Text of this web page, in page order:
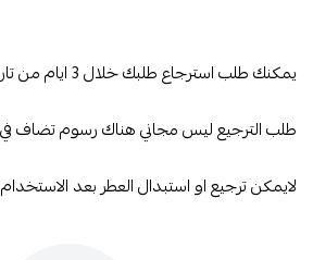
يمكنك طلب استرجاع طلبك خلال 3 ايام من تاريخ استلام طلبك
طلب الترجيع ليس مجاني هناك رسوم تضاف في
لايمكن ترجيع او استبدال العطر بعد الاستخدام